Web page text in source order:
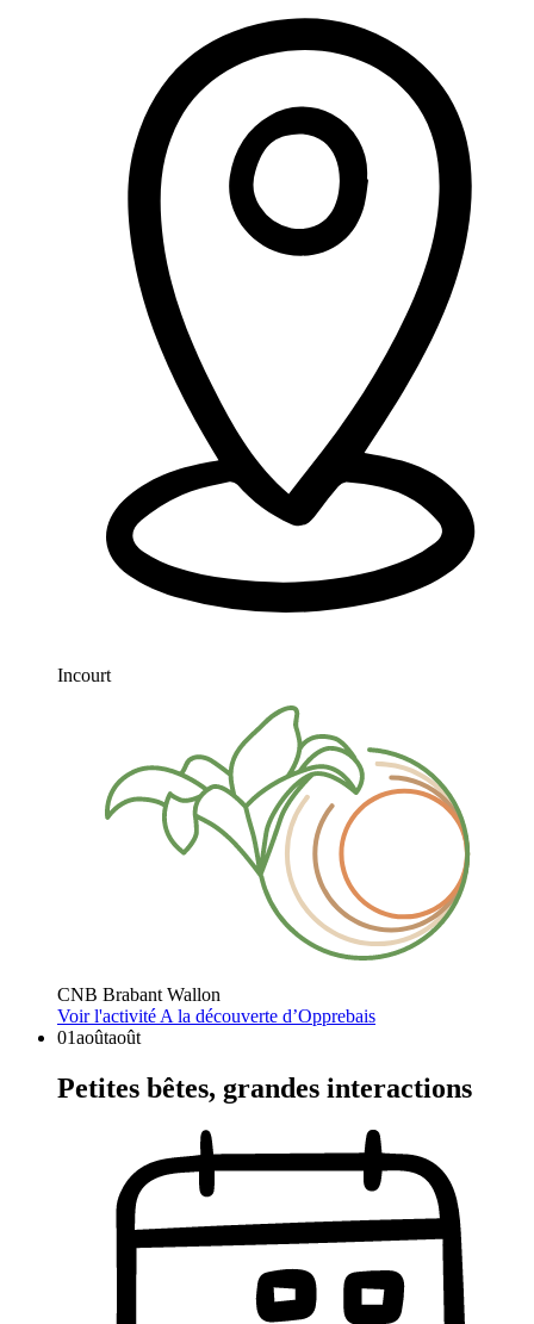
Incourt
CNB Brabant Wallon
Voir l'activitéA la découverte d’Opprebais
01aoûtaoût
Petites bêtes, grandes interactions